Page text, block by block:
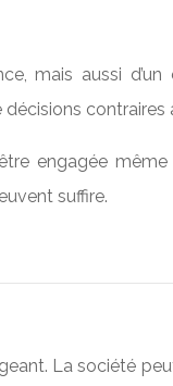
mais aussi
contraires
engagée même
suffire.
La société